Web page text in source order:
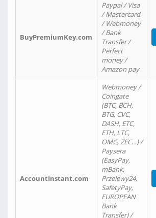
BuyPremiumKey.com
Paypal / Visa
/ Mastercard
/ Webmoney
/ Bank
Transfer /
Perfect
money /
Amazon pay
AccountInstant.com
Webmoney /
Coingate
(BTC, BCH,
BTG, CVC,
DASH, ETC,
ETH, LTC,
OMG, ZEC…) /
Paysera
(EasyPay,
mBank,
Przelewy24,
SafetyPay,
EUROPEAN
Bank
Transfer) /